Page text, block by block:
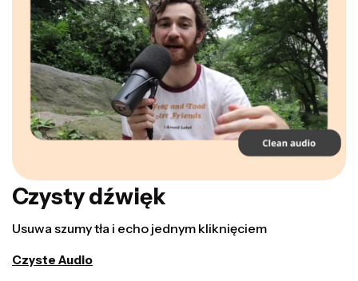
Czysty dźwięk
Usuwa szumy tła i echo jednym kliknięciem
Czyste Audio